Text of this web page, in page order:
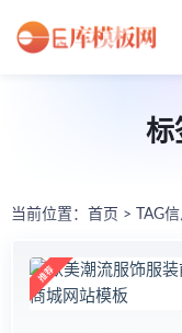
标
当前位置： 首页 > TAG